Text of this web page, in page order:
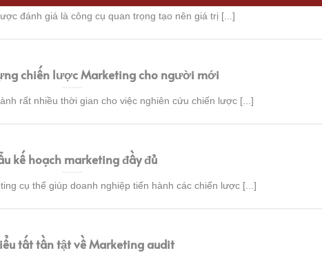
đánh giá là công cụ quan trọng tạo nên giá trị [...]
chiến lược Marketing cho người mới
rất nhiều thời gian cho việc nghiên cứu chiến lược [...]
kế hoạch marketing đầy đủ
cụ thể giúp doanh nghiệp tiến hành các chiến lược [...]
tất tần tật về Marketing audit